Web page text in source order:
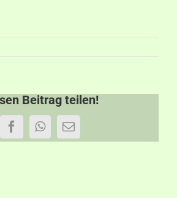
Beitrag teilen!
FacebookWhatsApp
E-
Mail